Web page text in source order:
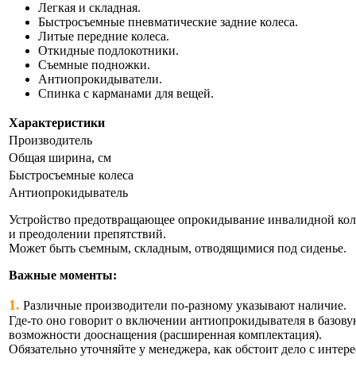
Легкая и складная.
Быстросъемные пневматические задние колеса.
Литые передние колеса.
Откидные подлокотники.
Съемные подножки.
Антиопрокидыватели.
Спинка с карманами для вещей.
Характеристики
Производитель
Общая ширина, см
Быстросъемные колеса
Антиопрокидыватель
Устройство предотвращающее опрокидывание инвалидной
и преодолении препятствий.
Может быть съемным, складным, отводящимися под сиденье.
Важные моменты:
1. Различные производители по-разному указывают наличие.
Где-то оно говорит о включении антиопрокидывателя в
возможности дооснащения (расширенная комплектация).
Обязательно уточняйте у менеджера, как обстоит дело с